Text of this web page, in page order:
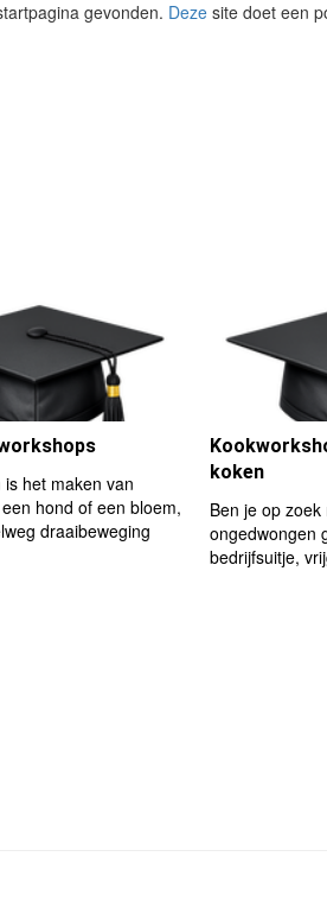
gevonden. Dezesite doet een
is het maken van
hond of een bloem,
draaibeweging
koken
Ben je op
ongedwongen
bedrijfsuitje,